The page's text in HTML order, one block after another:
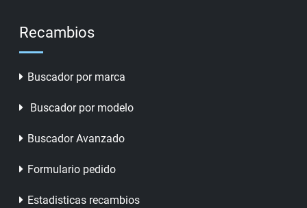
Recambios
Buscador por marca
Buscador por modelo
Buscador Avanzado
Formulario pedido
Estadisticas recambios